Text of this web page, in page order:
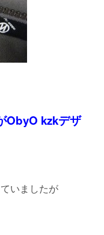
ObyO kzkデザ
いましたが